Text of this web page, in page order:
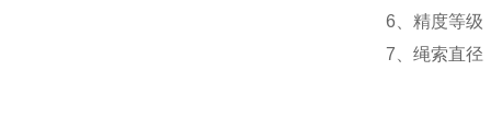
6、精度等级
7、绳索直径